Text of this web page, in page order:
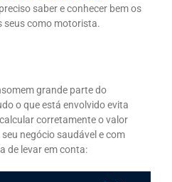
saber e conhecer bem os
seus como motorista.
grande parte do
o que está envolvido evita
corretamente o valor
negócio saudável e com
de levar em conta: